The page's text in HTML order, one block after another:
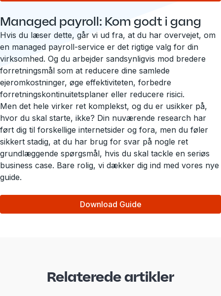
Managed payroll: Kom godt i gang
Hvis du læser dette, går vi ud fra, at du har overvejet, om
en managed payroll-service er det rigtige valg for din
virksomhed. Og du arbejder sandsynligvis mod bredere
forretningsmål som at reducere dine samlede
ejeromkostninger, øge effektiviteten, forbedre
forretningskontinuitetsplaner eller reducere risici.
Men det hele virker ret komplekst, og du er usikker på,
hvor du skal starte, ikke? Din nuværende research har
ført dig til forskellige internetsider og fora, men du føler
sikkert stadig, at du har brug for svar på nogle ret
grundlæggende spørgsmål, hvis du skal tackle en seriøs
business case. Bare rolig, vi dækker dig ind med vores nye
guide.
Download Guide
Relaterede artikler